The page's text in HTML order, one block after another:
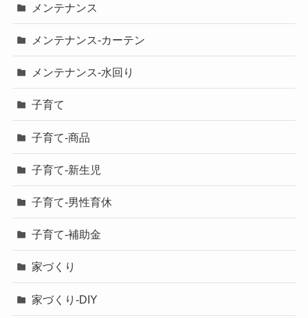
メンテナンス
メンテナンス-カーテン
メンテナンス-水回り
子育て
子育て-商品
子育て-新生児
子育て-男性育休
子育て-補助金
家づくり
家づくり-DIY